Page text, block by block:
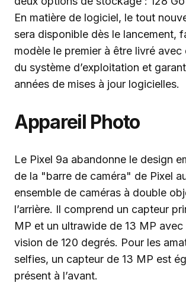
En matière de logiciel, le tout
sera disponible dès le lancement,
modèle le premier à être livré
du système d’exploitation et
années de mises à jour logicielles.
Appareil Photo
Le Pixel 9a abandonne le design
de la "barre de caméra" de Pixel
ensemble de caméras à double
l’arrière. Il comprend un capteur
MP et un ultrawide de 13 MP
vision de 120 degrés. Pour les
selfies, un capteur de 13 MP est
présent à l’avant.